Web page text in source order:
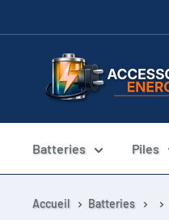
au
Accessoires
Energie
Batteries Piles
Accueil Batteries